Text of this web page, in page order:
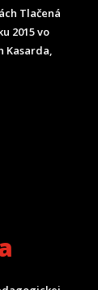
Tlačená
2015 vo
Kasarda,